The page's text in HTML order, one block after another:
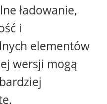
ładowanie,
i
elementów
wersji mogą